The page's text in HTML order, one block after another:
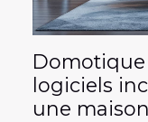
Domotique
logiciels
une